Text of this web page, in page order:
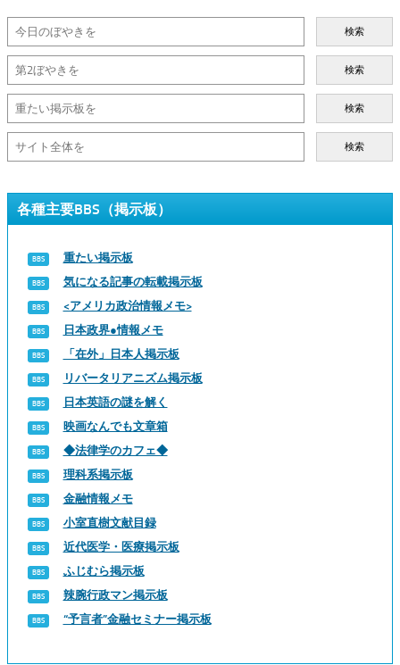
検索
検索
検索
検索
各種主要BBS（掲示板）
重たい掲示板
気になる記事の転載掲示板
<アメリカ政治情報メモ>
日本政界●情報メモ
「在外」日本人掲示板
リバータリアニズム掲示板
日本英語の謎を解く
映画なんでも文章箱
◆法律学のカフェ◆
理科系掲示板
金融情報メモ
小室直樹文献目録
近代医学・医療掲示板
ふじむら掲示板
辣腕行政マン掲示板
“予言者”金融セミナー掲示板